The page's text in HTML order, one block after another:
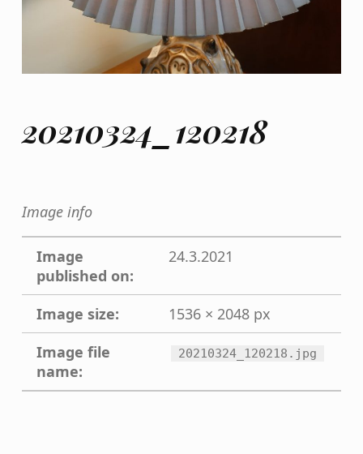
20210324_120218
Image info
Image
published on:
24.3.2021
Image size:
1536 × 2048 px
Image file
name:
20210324_120218.jpg